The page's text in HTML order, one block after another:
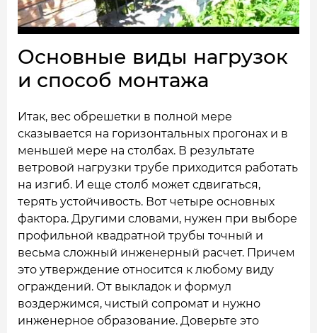
Основные виды нагрузок
и способ монтажа
Итак, вес обрешетки в полной мере
сказывается на горизонтальных прогонах и в
меньшей мере на столбах. В результате
ветровой нагрузки трубе приходится работать
на изгиб. И еще столб может сдвигаться,
терять устойчивость. Вот четыре основных
фактора. Другими словами, нужен при выборе
профильной квадратной трубы точный и
весьма сложный инженерный расчет. Причем
это утверждение относится к любому виду
ограждений. От выкладок и формул
воздержимся, чистый сопромат и нужно
инженерное образование. Доверьте это